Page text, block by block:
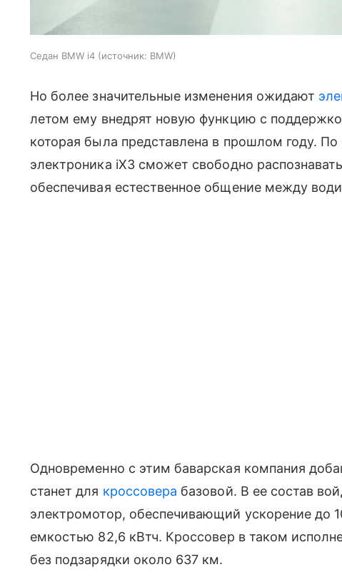
Седан BMW i4 источник: BMW
Но более значительные изменения ожидают
летом ему внедрят новую функцию с
которая была представлена в прошлом году. По
электроника iX3 сможет свободно
обеспечивая естественное общение между
Одновременно с этим баварская компания
станет для кроссовера базовой. В ее состав
электромотор, обеспечивающий ускорение до
емкостью 82,6 кВтч. Кроссовер в таком
без подзарядки около 637 км.